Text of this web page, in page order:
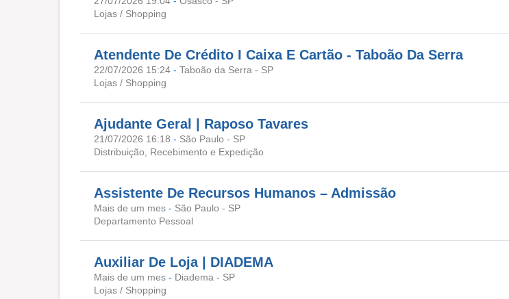
Lojas / Shopping
Atendente De Crédito I Caixa E Cartão - Taboão Da Serra
22/07/2026 15:24 - Taboão da Serra - SP
Lojas / Shopping
Ajudante Geral | Raposo Tavares
21/07/2026 16:18 - São Paulo - SP
Distribuição, Recebimento e Expedição
Assistente De Recursos Humanos – Admissão
Mais de um mes - São Paulo - SP
Departamento Pessoal
Auxiliar De Loja | DIADEMA
Mais de um mes - Diadema - SP
Lojas / Shopping